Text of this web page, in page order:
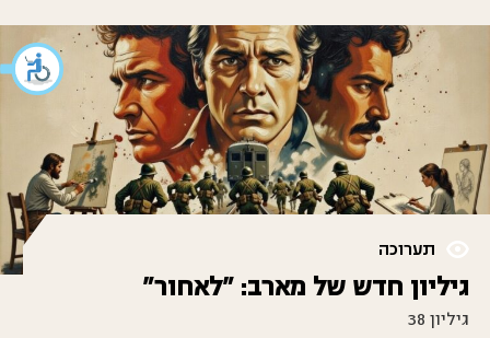
תערוכה
גיליון חדש של מארב: "לאחור"
גיליון 38